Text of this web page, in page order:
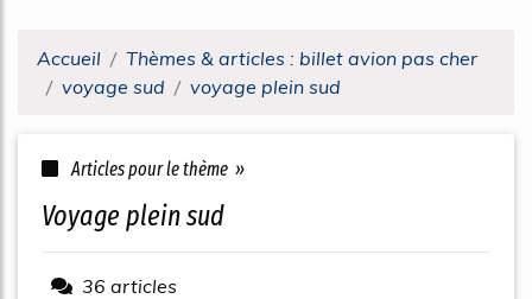
Accueil
Thèmes & articles : billet avion pas cher
voyage sud
voyage plein sud
Articles pour le thème »
voyage plein sud
36 articles